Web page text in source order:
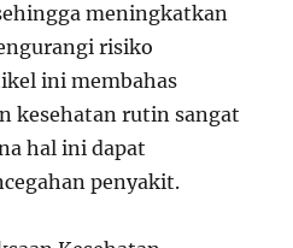
meningkatkan
risiko
ini membahas
kesehatan rutin sangat
hal ini dapat
penyakit.